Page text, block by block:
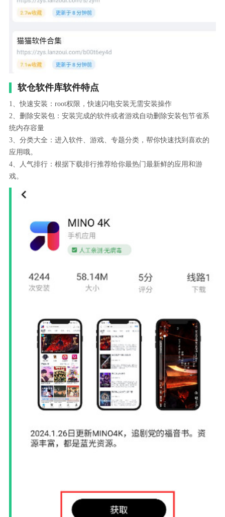
软仓软件库软件特点
1、快速安装：root权限，快速闪电安装无需安装操作
2、删除安装包：安装完成的软件或者游戏自动删除安装包节省系
统内存容量
3、分类大全：进入软件、游戏、专题分类，帮你快速找到喜欢的
应用哦。
4、人气排行：根据下载排行推荐给你最热门最新鲜的应用和游
戏。